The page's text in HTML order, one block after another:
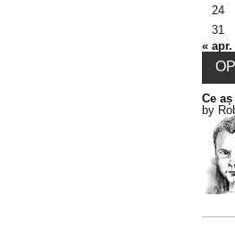
24
31
« apr.
Ce
by